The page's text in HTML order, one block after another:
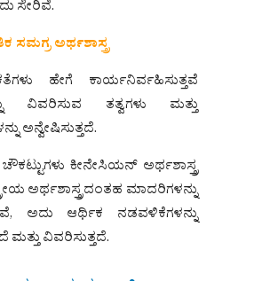
ಸೇರಿವೆ.
ಸಮಗ್ರ ಅರ್ಥಶಾಸ್ತ್ರ
ಹೇಗೆ ಕಾರ್ಯನಿರ್ವಹಿಸುತ್ತವೆ
ವಿವರಿಸುವ ತತ್ವಗಳು ಮತ್ತು
ಅನ್ವೇಷಿಸುತ್ತದೆ.
ಕೀನೇಸಿಯನ್ ಅರ್ಥಶಾಸ್ತ್ರ
ಅರ್ಥಶಾಸ್ತ್ರದಂತಹ ಮಾದರಿಗಳನ್ನು
ಅದು ಆರ್ಥಿಕ ನಡವಳಿಕೆಗಳನ್ನು
ವಿವರಿಸುತ್ತದೆ.